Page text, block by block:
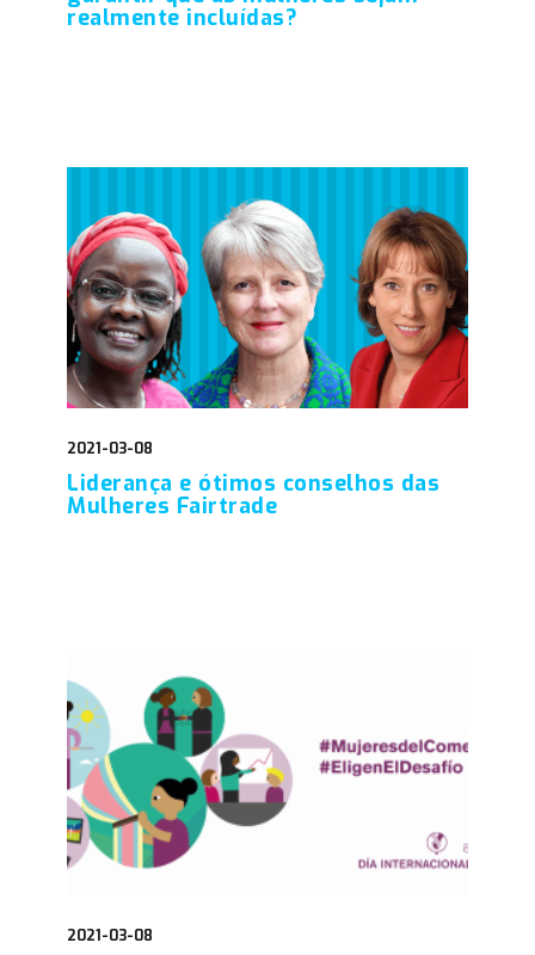
realmente incluídas?
2021-03-08
Liderança e ótimos conselhos das
Mulheres Fairtrade
2021-03-08